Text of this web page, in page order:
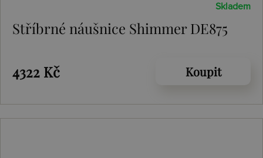
Skladem
Stříbrné náušnice Shimmer DE875
4322 Kč Koupit